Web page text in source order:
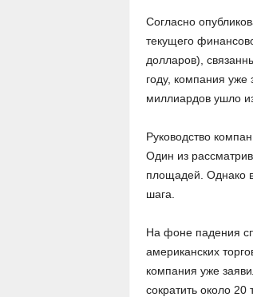
Согласно
текущего
долларов),
году, компания
миллиардов ушло
Руководство
Один из
площадей. Однако
шага.
На фоне падения
американских
компания уже
сократить около 20